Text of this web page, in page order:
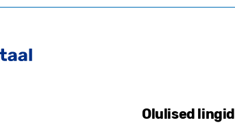
Olulised lingid